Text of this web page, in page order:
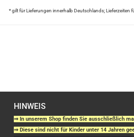
* gilt für Lieferungen innerhalb Deutschlands; Lieferzeiten
HINWEIS
⇒ In unserem Shop finden Sie ausschließlich
⇒ Diese sind nicht für Kinder unter 14 Jahren